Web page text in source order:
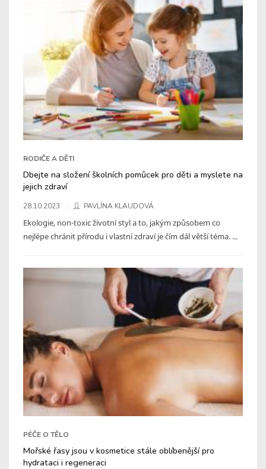
RODIČE A DĚTI
Dbejte na složení školních pomůcek pro děti a myslete na
jejich zdraví
28.10.2023 PAVLÍNA KLAUDOVÁ
Ekologie, non-toxic životní styl a to, jakým způsobem co
nejlépe chránit přírodu i vlastní zdraví je čím dál větší téma. ...
PÉČE O TĚLO
Mořské řasy jsou v kosmetice stále oblíbenější pro
hydrataci i regeneraci